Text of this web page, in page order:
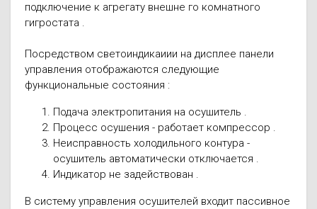
подключение к агрегату внешне го комнатного
гигростата .
Посредством светоиндикаиии на дисплее панели
управления ото­бражаются следующие
функциональные состояния :
Подача электропитания на осушитель .
Процесс осушения - работает компрессор .
Неисправность холодильного контура -
осушитель автоматически отключается .
Индикатор не задействован .
В систему управления осушителей входит пассивное